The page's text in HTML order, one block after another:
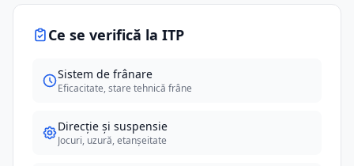
Ce se verifică la ITP
Sistem de frânare
Eficacitate, stare tehnică frâne
Direcție și suspensie
Jocuri, uzură, etanșeitate